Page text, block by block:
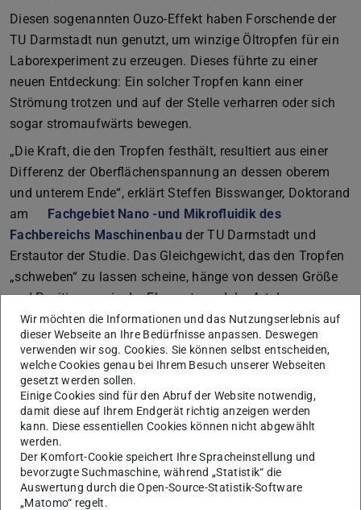
Diesen sogenannten Ouzo-Effekt haben Forschende der
TU Darmstadt nun genutzt, um winzige Öltropfen für ein
Laborexperiment zu erzeugen. Dieses führte zu einer
neuen Entdeckung: Ein solcher Tropfen kann einer
Strömung trotzen und auf der Stelle verharren oder sich
sogar stromaufwärts bewegen.
„Die Kraft, die den Tropfen festhält, resultiert aus einer
Differenz der Oberflächenspannung an dessen oberem
und unterem Ende“, erklärt Steffen Bisswanger, Doktorand
am
Fachgebiet Nano -und Mikrofluidik des
Fachbereichs Maschinenbau der TU Darmstadt und
Erstautor der Studie. Das Gleichgewicht, das den Tropfen
„schweben“ zu lassen scheine, hänge von dessen Größe
und Position sowie der Flussrate und der Art der
Flüssigkeit im Strömungskanal ab. „Das Phänomen des
Festhaltens von Tropfen beziehungsweise sogar der
Bewegung stromaufwärts war bisher unbekannt und
wurde nun erstmals dokumentiert und analysiert“, betont
Bisswanger.
Grundlagenforschung für Verfahrenstechnik und
chemische Analytik
Relevant sind die Erkenntnisse dieser
Grundlagenforschung vor allem für die Bereiche
Wir möchten die Informationen und das Nutzungserlebnis auf
dieser Webseite an Ihre Bedürfnisse anpassen. Deswegen
verwenden wir sog. Cookies. Sie können selbst entscheiden,
welche Cookies genau bei Ihrem Besuch unserer Webseiten
gesetzt werden sollen.
Einige Cookies sind für den Abruf der Website notwendig,
damit diese auf Ihrem Endgerät richtig anzeigen werden
kann. Diese essentiellen Cookies können nicht abgewählt
werden.
Der Komfort-Cookie speichert Ihre Spracheinstellung und
bevorzugte Suchmaschine, während „Statistik“ die
Auswertung durch die Open-Source-Statistik-Software
„Matomo“ regelt.